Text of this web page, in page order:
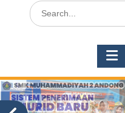
Search
for: